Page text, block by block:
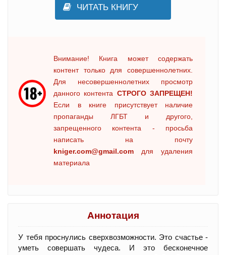
ЧИТАТЬ КНИГУ
Внимание! Книга может содержать
контент только для совершеннолетних.
Для несовершеннолетних просмотр
данного контента СТРОГО ЗАПРЕЩЕН!
Если в книге присутствует наличие
пропаганды ЛГБТ и другого,
запрещенного контента - просьба
написать на почту
kniger.com@gmail.com для удаления
материала
Аннотация
У тебя проснулись сверхвозможности. Это счастье -
уметь совершать чудеса. И это бесконечное